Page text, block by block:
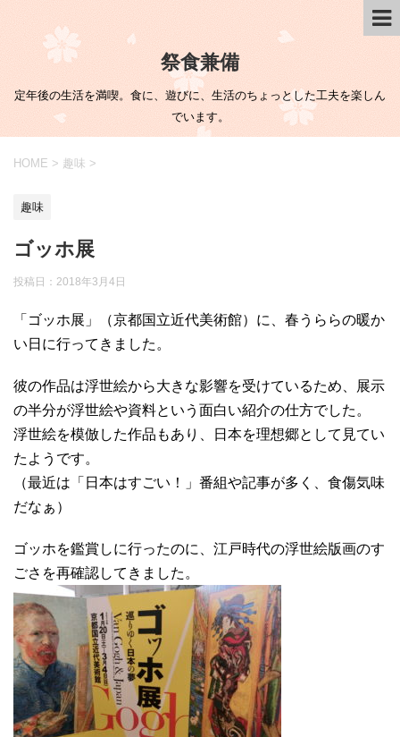
祭食兼備
定年後の生活を満喫。食に、遊びに、生活のちょっとした工夫を楽しん
でいます。
HOME > 趣味 >
趣味
ゴッホ展
投稿日： 2018年3月4日
「ゴッホ展」（京都国立近代美術館）に、春うららの暖か
い日に行ってきました。
彼の作品は浮世絵から大きな影響を受けているため、展示
の半分が浮世絵や資料という面白い紹介の仕方でした。
浮世絵を模倣した作品もあり、日本を理想郷として見てい
たようです。
（最近は「日本はすごい！」番組や記事が多く、食傷気味
だなぁ）
ゴッホを鑑賞しに行ったのに、江戸時代の浮世絵版画のす
ごさを再確認してきました。